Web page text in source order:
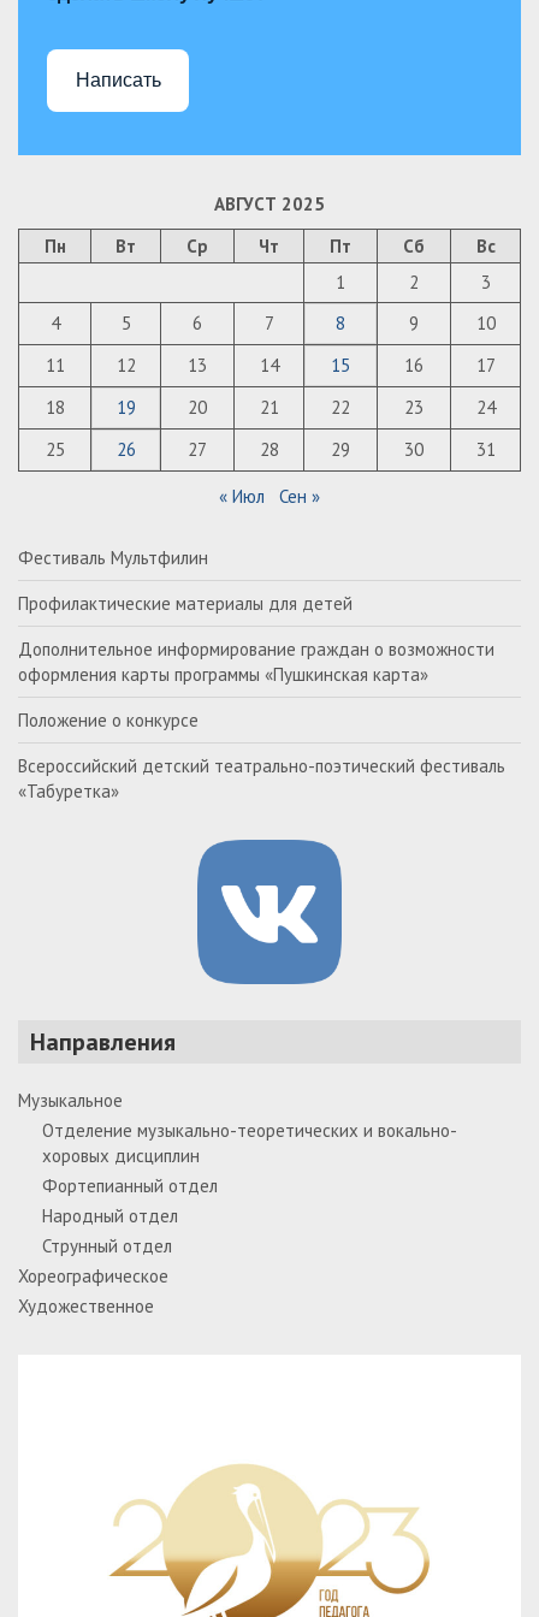
Написать
АВГУСТ 2025
Пн
Вт Ср Чт Пт Сб
Вс
1
2
3
4
5 6 7 8 9
10
11
12 13 14 15 16
17
18
19 20 21 22 23
24
25
26 27 28 29 30 31
« Июл Сен »
Фестиваль Мультфилин
Профилактические материалы для детей
Дополнительное информирование граждан о возможности
оформления карты программы «Пушкинская карта»
Положение о конкурсе
Всероссийский детский театрально-поэтический фестиваль
«Табуретка»
Направления
Музыкальное
Отделение музыкально-теоретических и вокально-
хоровых дисциплин
Фортепианный отдел
Народный отдел
Струнный отдел
Хореографическое
Художественное